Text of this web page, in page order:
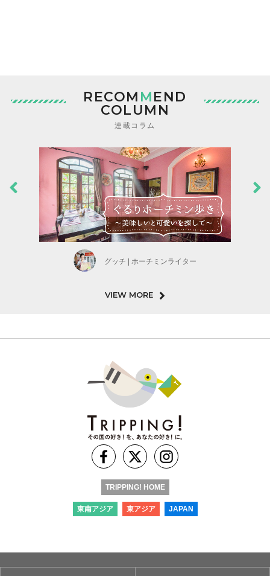
RECOM MEND
COLUMN
連載コラム
グッチ | ホーチミンライター
VIEW MORE
TRIPPING! HOME
東南アジア 東アジア JAPAN